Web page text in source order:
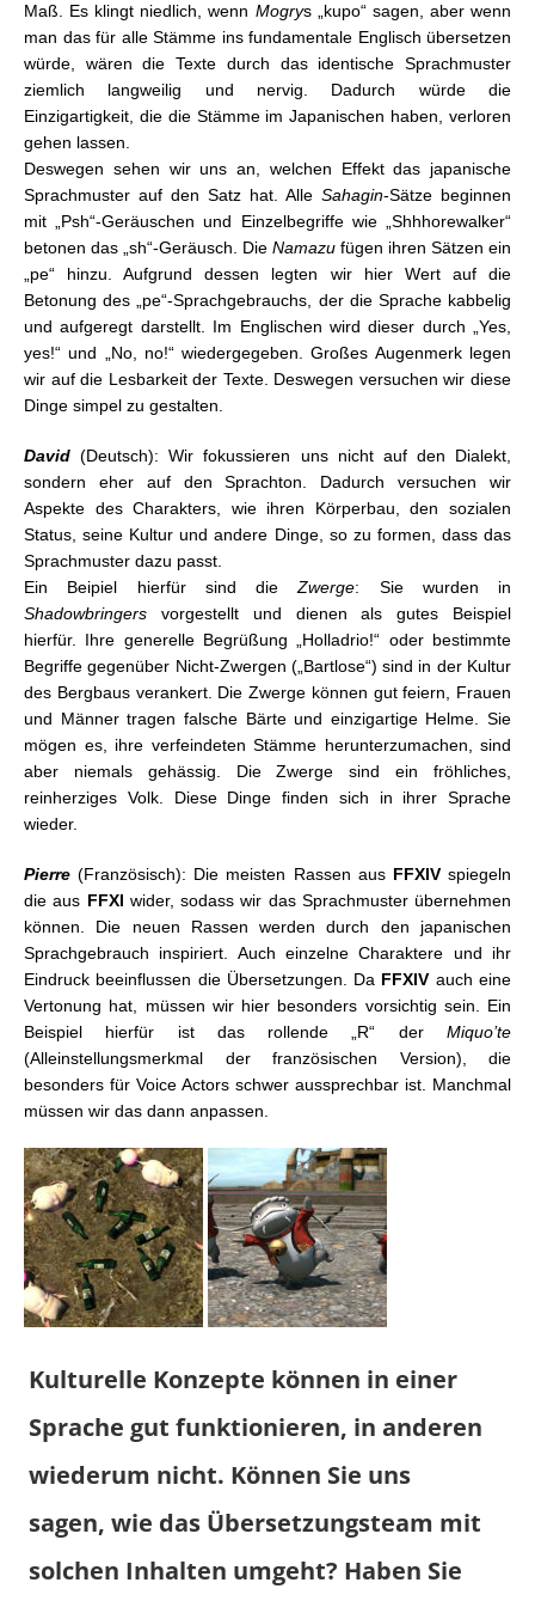
Maß. Es klingt niedlich, wenn Mogrys „kupo“ sagen, aber wenn
man das für alle Stämme ins fundamentale Englisch übersetzen
würde, wären die Texte durch das identische Sprachmuster
ziemlich langweilig und nervig. Dadurch würde die
Einzigartigkeit, die die Stämme im Japanischen haben, verloren
gehen lassen.
Deswegen sehen wir uns an, welchen Effekt das japanische
Sprachmuster auf den Satz hat. Alle Sahagin-Sätze beginnen
mit „Psh“-Geräuschen und Einzelbegriffe wie „Shhhorewalker“
betonen das „sh“-Geräusch. Die Namazu fügen ihren Sätzen ein
„pe“ hinzu. Aufgrund dessen legten wir hier Wert auf die
Betonung des „pe“-Sprachgebrauchs, der die Sprache kabbelig
und aufgeregt darstellt. Im Englischen wird dieser durch „Yes,
yes!“ und „No, no!“ wiedergegeben. Großes Augenmerk legen
wir auf die Lesbarkeit der Texte. Deswegen versuchen wir diese
Dinge simpel zu gestalten.
David (Deutsch): Wir fokussieren uns nicht auf den Dialekt,
sondern eher auf den Sprachton. Dadurch versuchen wir
Aspekte des Charakters, wie ihren Körperbau, den sozialen
Status, seine Kultur und andere Dinge, so zu formen, dass das
Sprachmuster dazu passt.
Ein Beipiel hierfür sind dieZwerge: Sie wurden in
Shadowbringers vorgestellt und dienen als gutes Beispiel
hierfür. Ihre generelle Begrüßung „Holladrio!“ oder bestimmte
Begriffe gegenüber Nicht-Zwergen („Bartlose“) sind in der Kultur
des Bergbaus verankert. Die Zwerge können gut feiern, Frauen
und Männer tragen falsche Bärte und einzigartige Helme. Sie
mögen es, ihre verfeindeten Stämme herunterzumachen, sind
aber niemals gehässig. Die Zwerge sind ein fröhliches,
reinherziges Volk. Diese Dinge finden sich in ihrer Sprache
wieder.
Pierre(Französisch): Die meisten Rassen aus FFXIVspiegeln
die aus FFXI wider, sodass wir das Sprachmuster übernehmen
können. Die neuen Rassen werden durch den japanischen
Sprachgebrauch inspiriert. Auch einzelne Charaktere und ihr
Eindruck beeinflussen die Übersetzungen. Da FFXIV auch eine
Vertonung hat, müssen wir hier besonders vorsichtig sein. Ein
Beispiel hierfür ist das rollende „R“ der Miquo’te
(Alleinstellungsmerkmal der französischen Version), die
besonders für Voice Actors schwer aussprechbar ist. Manchmal
müssen wir das dann anpassen.
Kulturelle Konzepte können in einer
Sprache gut funktionieren, in anderen
wiederum nicht. Können Sie uns
sagen, wie das Übersetzungsteam mit
solchen Inhalten umgeht? Haben Sie